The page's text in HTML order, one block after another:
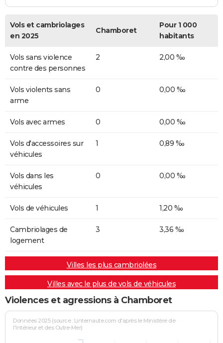
Vols et cambriolages
en 2025
Chamboret
Pour 1 000
habitants
Vols sans violence
contre des personnes
2 2,00 ‰
Vols violents sans
arme
0 0,00 ‰
Vols avec armes 0 0,00 ‰
Vols d'accessoires sur
véhicules
1 0,89 ‰
Vols dans les
véhicules
0 0,00 ‰
Vols de véhicules 1 1,20 ‰
Cambriolages de
logement
3 3,36 ‰
Villes les plus cambriolées
Villes avec le plus de vols de véhicules
Violences et agressions à Chamboret
Données 2025 (source : Linternaute.com d'après le Ministère de
l'Intérieur et des Outre-Mer)